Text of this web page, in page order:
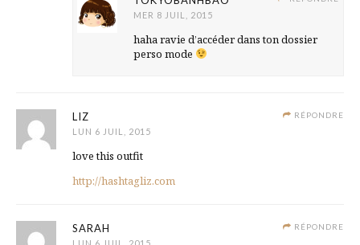
MER 8 JUIL, 2015
haha ravie d’accéder dans ton dossier
perso mode
RÉPONDRE
LIZ
LUN 6 JUIL, 2015
love this outfit
http://hashtagliz.com
RÉPONDRE
SARAH
LUN 6 JUIL, 2015